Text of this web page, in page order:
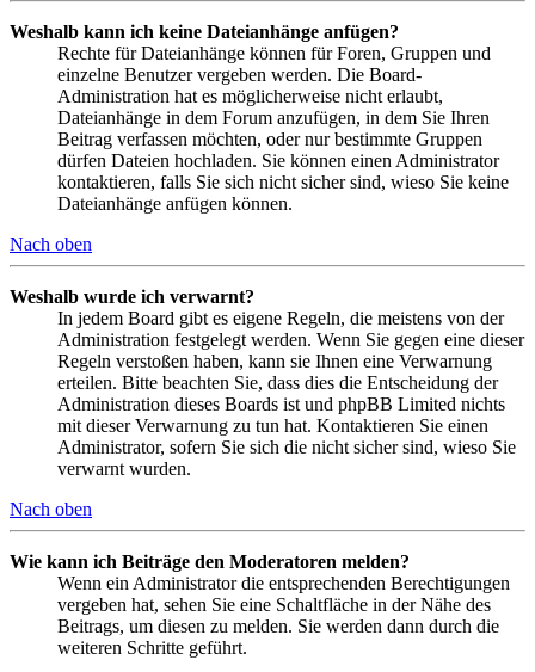
Weshalb kann ich keine Dateianhänge anfügen?
Rechte für Dateianhänge können für Foren, Gruppen und
einzelne Benutzer vergeben werden. Die Board-
Administration hat es möglicherweise nicht erlaubt,
Dateianhänge in dem Forum anzufügen, in dem Sie Ihren
Beitrag verfassen möchten, oder nur bestimmte Gruppen
dürfen Dateien hochladen. Sie können einen Administrator
kontaktieren, falls Sie sich nicht sicher sind, wieso Sie keine
Dateianhänge anfügen können.
Nach oben
Weshalb wurde ich verwarnt?
In jedem Board gibt es eigene Regeln, die meistens von der
Administration festgelegt werden. Wenn Sie gegen eine dieser
Regeln verstoßen haben, kann sie Ihnen eine Verwarnung
erteilen. Bitte beachten Sie, dass dies die Entscheidung der
Administration dieses Boards ist und phpBB Limited nichts
mit dieser Verwarnung zu tun hat. Kontaktieren Sie einen
Administrator, sofern Sie sich die nicht sicher sind, wieso Sie
verwarnt wurden.
Nach oben
Wie kann ich Beiträge den Moderatoren melden?
Wenn ein Administrator die entsprechenden Berechtigungen
vergeben hat, sehen Sie eine Schaltfläche in der Nähe des
Beitrags, um diesen zu melden. Sie werden dann durch die
weiteren Schritte geführt.